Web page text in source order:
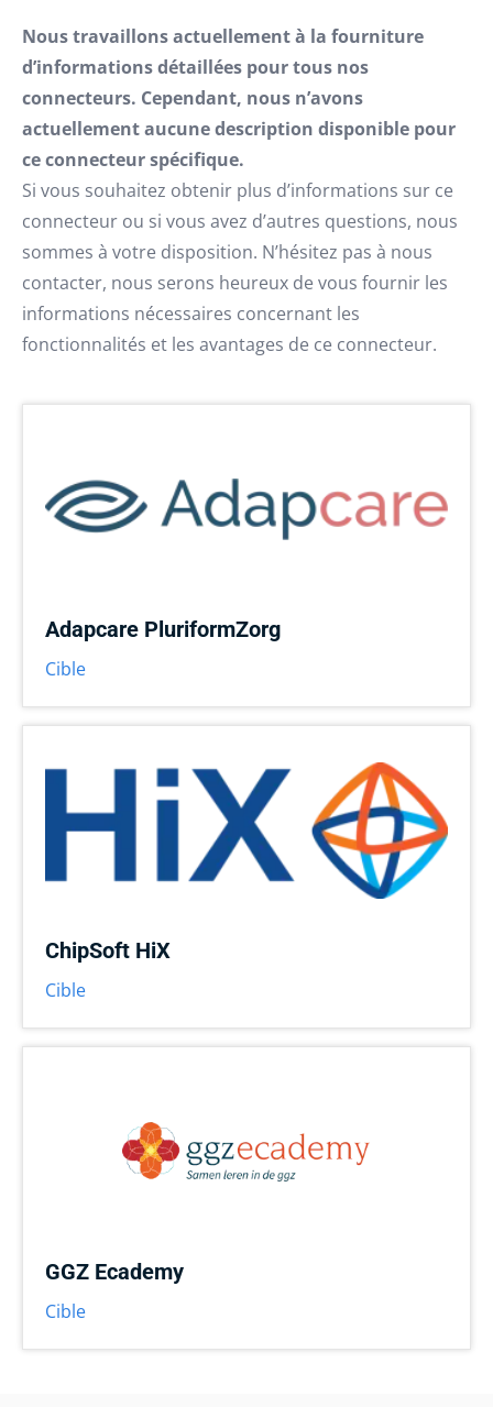
Nous travaillons actuellement à la fourniture
d’informations détaillées pour tous nos
connecteurs. Cependant, nous n’avons
actuellement aucune description disponible pour
ce connecteur spécifique.
Si vous souhaitez obtenir plus d’informations sur ce
connecteur ou si vous avez d’autres questions, nous
sommes à votre disposition. N’hésitez pas à nous
contacter, nous serons heureux de vous fournir les
informations nécessaires concernant les
fonctionnalités et les avantages de ce connecteur.
Adapcare PluriformZorg
Cible
ChipSoft HiX
Cible
GGZ Ecademy
Cible